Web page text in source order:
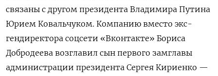
связаны с другом президента Владимира Путина
Юрием Ковальчуком. Компанию вместо экс-
гендиректора соцсети «Вконтакте» Бориса
Добродеева возглавил сын первого замглавы
администрации президента Сергея Кириенко —